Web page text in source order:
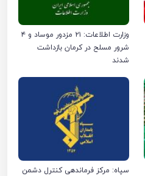
وزارت اطلاعات: ۲۱ مزدور موساد و ۴
شرور مسلح در کرمان بازداشت
شدند
سپاه: مرکز فرماندهی کنترل دشمن